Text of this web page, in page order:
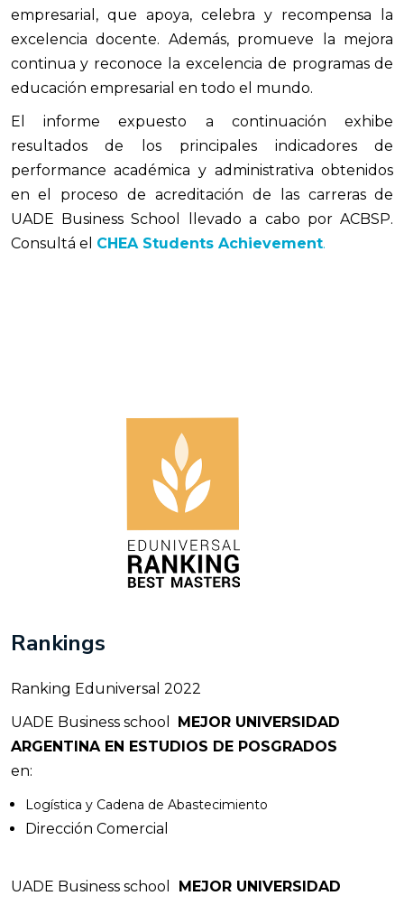
empresarial, que apoya, celebra y recompensa la
excelencia docente. Además, promueve la mejora
continua y reconoce la excelencia de programas de
educación empresarial en todo el mundo.
El informe expuesto a continuación exhibe
resultados de los principales indicadores de
performance académica y administrativa obtenidos
en el proceso de acreditación de las carreras de
UADE Business School llevado a cabo por ACBSP.
Consultá el CHEA Students Achievement.
Rankings
Ranking Eduniversal 2022
UADE Business school MEJOR UNIVERSIDAD
ARGENTINA EN ESTUDIOS DE POSGRADOS
en:
Logística y Cadena de Abastecimiento
Dirección Comercial
UADE Business school
MEJOR UNIVERSIDAD